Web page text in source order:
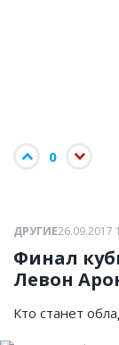
0
ДРУГИЕ26.09.2017
Финал
Левон
Кто станет